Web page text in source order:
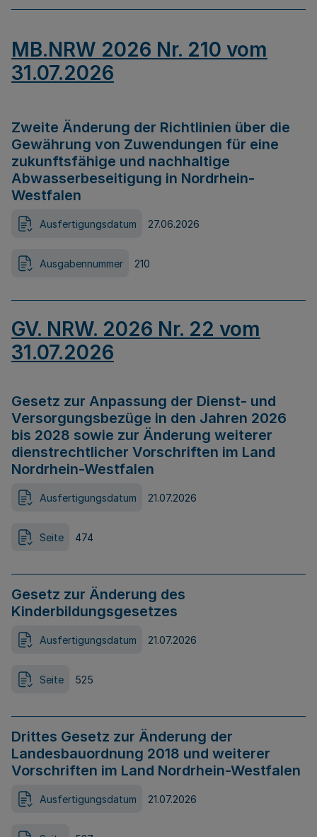
MB.NRW 2026 Nr. 210 vom
31.07.2026
Zweite Änderung der Richtlinien über die
Gewährung von Zuwendungen für eine
zukunftsfähige und nachhaltige
Abwasserbeseitigung in Nordrhein-
Westfalen
Ausfertigungsdatum 27.06.2026
Ausgabennummer 210
GV. NRW. 2026 Nr. 22 vom
31.07.2026
Gesetz zur Anpassung der Dienst- und
Versorgungsbezüge in den Jahren 2026
bis 2028 sowie zur Änderung weiterer
dienstrechtlicher Vorschriften im Land
Nordrhein-Westfalen
Ausfertigungsdatum 21.07.2026
Seite 474
Gesetz zur Änderung des
Kinderbildungsgesetzes
Ausfertigungsdatum 21.07.2026
Seite 525
Drittes Gesetz zur Änderung der
Landesbauordnung 2018 und weiterer
Vorschriften im Land Nordrhein-Westfalen
Ausfertigungsdatum 21.07.2026